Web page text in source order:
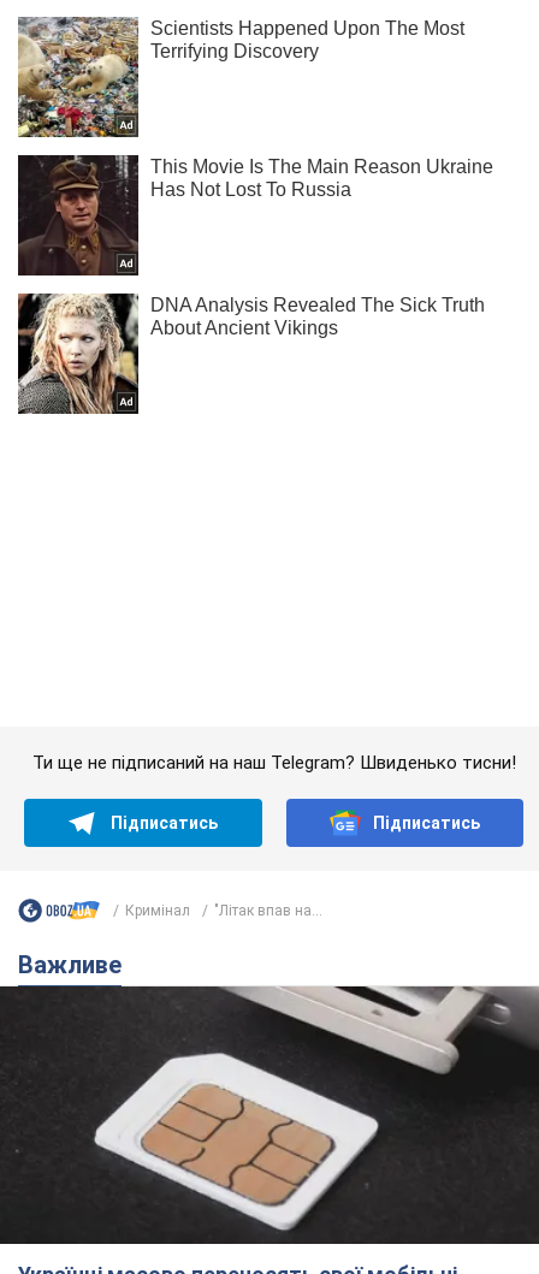
Українці масово переносять свої мобільні
номери на одного й того самого оператора: на
який найчастіше переходять
Мобільні тарифи досягли критичної межі
63,3 т.
Українців планують виселяти з
квартир: "слуга народу" розповіла,
хто ухвалюватиме рішення про
Чому хочуть зносити оселі українців